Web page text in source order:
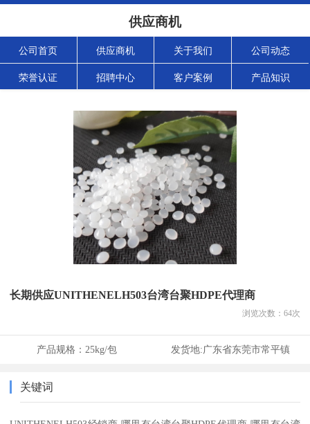
供应商机
公司首页 供应商机 关于我们 公司动态
荣誉认证 招聘中心 客户案例 产品知识
长期供应UNITHENELH503台湾台聚HDPE代理商
浏览次数： 64次
产品规格： 25kg/包 发货地:广东省东莞市常平镇
关键词